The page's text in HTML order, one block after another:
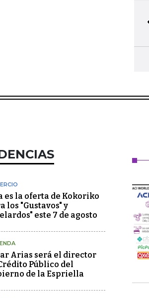
es la oferta de Kokoriko
los "Gustavos" y
este 7 de agosto
Arias será el director
Público del
de la Espriella